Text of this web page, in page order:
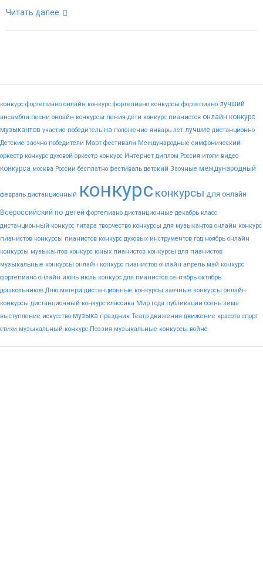
Читать далее
конкурс фортепиано онлайн конкурс фортепиано конкурсы фортепиано лучший
ансамбли песни онлайн конкурсы пения дети конкурс пианистов онлайн конкурс
музыкантов участие победитель на положение январь лет лучшие дистанционно
Детские заочно победители Март фестивали Международные симфонический
оркестр конкурс духовой оркестр конкурс Интернет диплом Россия итоги видео
конкурса москва России бесплатно фестиваль детский Заочные международный
февраль дистанционный конкурс конкурсы для онлайн
Всероссийский по детей фортепиано дистанционные декабрь класс
дистанционный конкурс гитара творчество конкурсы для музыкантов онлайн конкурс
пианистов конкурсы пианистов конкурс духовых инструментов год ноябрь онлайн
конкурсы музыкантов конкурс юных пианистов конкурсы для пианистов
музыкальные конкурсы онлайн конкурс пианистов онлайн апрель май конкурс
фортепиано онлайн июнь июль конкурс для пианистов сентябрь октябрь
дошкольников Дню матери дистанционные конкурсы заочные конкурсы онлайн
конкурсы дистанционный конкурс классика Мир года публикации осень зима
выступление искусство музыка праздник Театр движения движение красота спорт
стихи музыкальный конкурс Поэзия музыкальные конкурсы войне